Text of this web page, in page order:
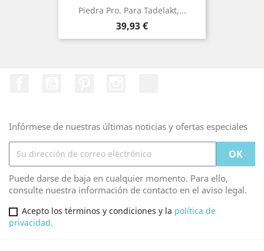
Piedra Pro. Para Tadelakt,...
Precio
39,93 €
Infórmese de nuestras últimas noticias y ofertas especiales
Puede darse de baja en cualquier momento. Para ello,
consulte nuestra información de contacto en el aviso legal.
Acepto los términos y condiciones y la política de
privacidad.